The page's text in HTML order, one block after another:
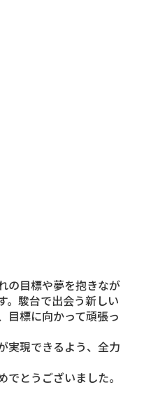
の目標や夢を抱きなが
。駿台で出会う新しい
目標に向かって頑張っ
実現できるよう、全力
とうございました。